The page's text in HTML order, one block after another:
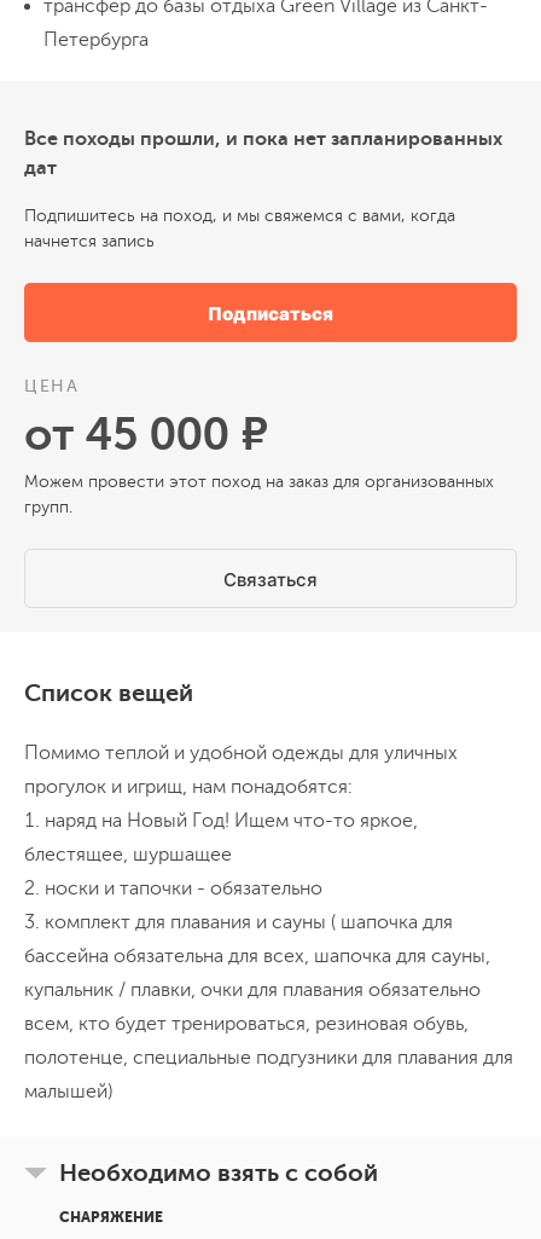
общение для родителей
трансфер до базы отдыха Green Village из Санкт-
Петербурга
Все походы прошли, и пока нет запланированных
дат
Подпишитесь на поход, и мы свяжемся с вами, когда
начнется запись
Подписаться
ЦЕНА
от 45 000 ₽
Можем провести этот поход на заказ для организованных
групп.
Связаться
Список вещей
Помимо теплой и удобной одежды для уличных
прогулок и игрищ, нам понадобятся:
1. наряд на Новый Год! Ищем что-то яркое,
блестящее, шуршащее
2. носки и тапочки - обязательно
3. комплект для плавания и сауны ( шапочка для
бассейна обязательна для всех, шапочка для сауны,
купальник / плавки, очки для плавания обязательно
всем, кто будет тренироваться, резиновая обувь,
полотенце, специальные подгузники для плавания для
малышей)
Необходимо взять с собой
СНАРЯЖЕНИЕ